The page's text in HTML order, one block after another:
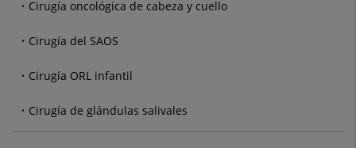
Cirugía oncológica de cabeza y cuello
Cirugía del SAOS
Cirugía ORL infantil
Cirugía de glándulas salivales